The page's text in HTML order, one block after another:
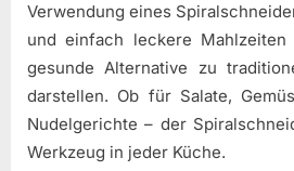
Verwendung eines
und einfach leckere
gesunde Alternative zu
darstellen. Ob für Salate,
Nudelgerichte – der
Werkzeug in jeder Küche.